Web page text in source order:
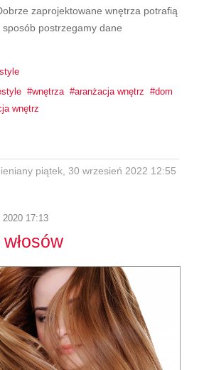
zaprojektowane wnętrza potrafią
postrzegamy dane
wnętrza aranżacja wnętrz
dom
wnętrz
piątek, 30 wrzesień 2022 12:55
17:13